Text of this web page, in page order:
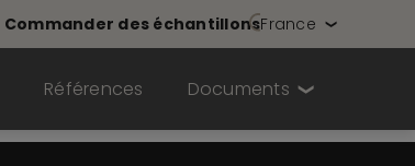
Commander des échantillonsFrance
Références Documents